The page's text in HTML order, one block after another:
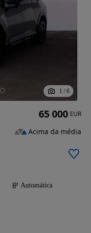
1 / 6
Automática
65 000 EUR
Acima da média